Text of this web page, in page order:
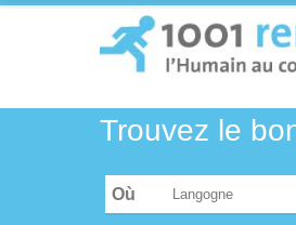
Trouvez le
Où